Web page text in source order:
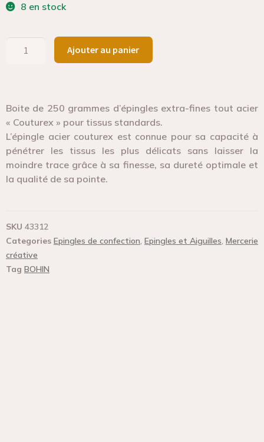
8 en stock
Ajouter au panier
Boite de 250 grammes d’épingles extra-fines tout acier
« Couturex » pour tissus standards.
L’épingle acier couturex est connue pour sa capacité à
pénétrer les tissus les plus délicats sans laisser la
moindre trace grâce à sa finesse, sa dureté optimale et
la qualité de sa pointe.
SKU 43312
Categories Epingles de confection, Epingles et Aiguilles, Mercerie
créative
Tag BOHIN